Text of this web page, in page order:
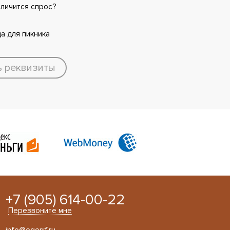
спрос?
для пикника
реквизиты
+7 (905) 614-00-22
Перезвоните мне